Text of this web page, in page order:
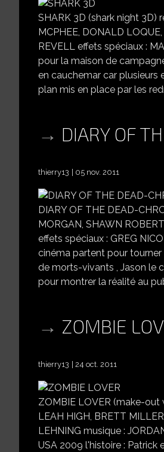
SHARK 3D (shark night 3D)
MCPHEE, DONALD
REVELL effets spéciaux :
pour la maison de
en cauchemar car plusieurs
plan mis en place par les
DIARY OF
thierry13 05 nov. 2011
DIARY OF THE DEAD-
MORGAN, SHAWN
effets spéciaux : GREG
cinéma partent pour
de morts-vivants , Jason le
pour montrer la réalité au
ZOMBIE
thierry13 24 oct. 2011
ZOMBIE LOVER (make-out
LEAH HIGH, BRETT
LEHNING musique :
USA 2009 l'histoire : Patrick